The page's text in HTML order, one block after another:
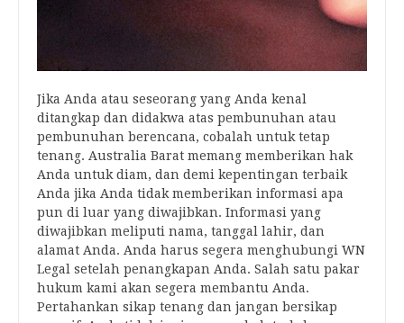
Jika Anda atau seseorang yang Anda kenal
ditangkap dan didakwa atas pembunuhan atau
pembunuhan berencana, cobalah untuk tetap
tenang. Australia Barat memang memberikan hak
Anda untuk diam, dan demi kepentingan terbaik
Anda jika Anda tidak memberikan informasi apa
pun di luar yang diwajibkan. Informasi yang
diwajibkan meliputi nama, tanggal lahir, dan
alamat Anda. Anda harus segera menghubungi WN
Legal setelah penangkapan Anda. Salah satu pakar
hukum kami akan segera membantu Anda.
Pertahankan sikap tenang dan jangan bersikap